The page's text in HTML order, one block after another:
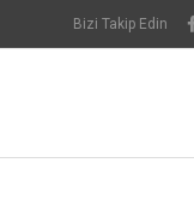
Bizi Takip Edin